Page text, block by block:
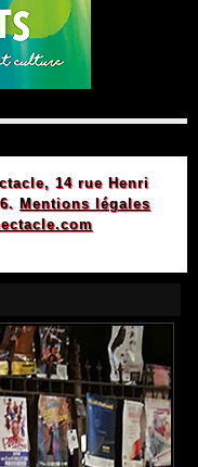
14 rue Henri
Mentions légales